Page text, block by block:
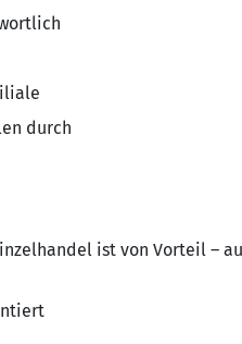
durch
ist von Vorteil –